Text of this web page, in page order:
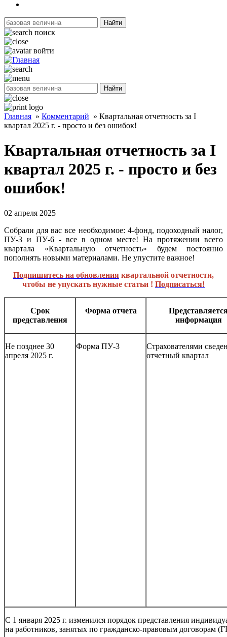
Найти
поиск
войти
Найти
Главная » Комментарий » Квартальная отчетность за I
квартал 2025 г. - просто и без ошибок!
Квартальная отчетность за I
квартал 2025 г. - просто и без
ошибок!
02 апреля 2025
Собрали для вас все необходимое: 4-фонд, подоходный налог,
ПУ-3 и ПУ-6 - все в одном месте! На протяжении всего
квартала «Квартальную отчетность» будем постоянно
пополнять новыми материалами. Не упустите важное!
Подпишитесь на обновления квартальной отчетности,
чтобы не упускать нужные статьи ! Подписаться!
Срок
представления
Форма отчета
информация
Не позднее 30
апреля 2025 г.
Форма ПУ-3
Страхователями
отчетный квартал
С 1 января 2025 г. изменился порядок представления
на работников, занятых по гражданско-правовым договорам